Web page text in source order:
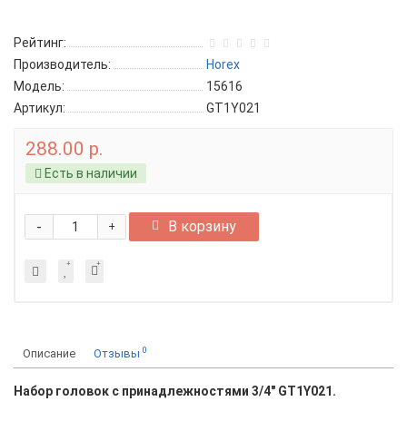
Рейтинг:
Производитель:
Horex
Модель:
15616
Артикул:
GT1Y021
288.00 р.
Есть в наличии
+
- В корзину
Описание Отзывы 0
Набор головок с принадлежностями 3/4" GT1Y021.